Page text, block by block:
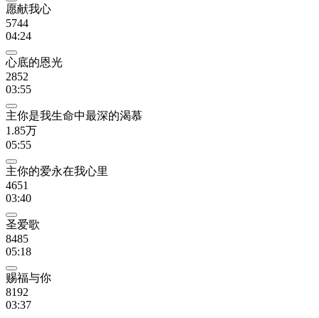
愿献我心
5744
04:24
心底的恩光
2852
03:55
主你是我生命中最深的渴慕
1.85万
05:55
主你的爱永在我心里
4651
03:40
圣爱歌
8485
05:18
赐福与你
8192
03:37